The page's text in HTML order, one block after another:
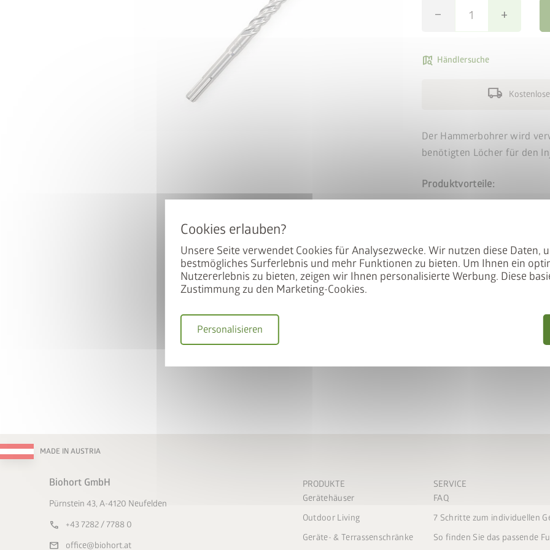
Unsere Seite verwendet Cookies für Analysezwecke. Wir nutzen diese Daten,
bestmögliches Surferlebnis und mehr Funktionen zu bieten. Um Ihnen ein
Nutzererlebnis zu bieten, zeigen wir Ihnen personalisierte Werbung. Diese
Zustimmung zu den Marketing-Cookies.
Personalisieren
remove add
map_search Händlersuche
local_shipping
Der Hammerbohrer wird
benötigten Löcher für den
Produktvorteile:
Hochleistungsbohrer für
Beton, Vollziegel sowie
Hartmetallkopf für eine
Spezieller Bohrkopf für
Zentrierspitze für eine
MADE IN AUSTRIA
Biohort GmbH
Pürnstein 43, A-4120 Neufelden
call +43 7282 / 7788 0
mail office@biohort.at
PRODUKTE
Gerätehäuser
Outdoor Living
Geräte- & Terrassenschränke
SERVICE
FAQ
7 Schritte zum individuellen
So finden Sie das passende